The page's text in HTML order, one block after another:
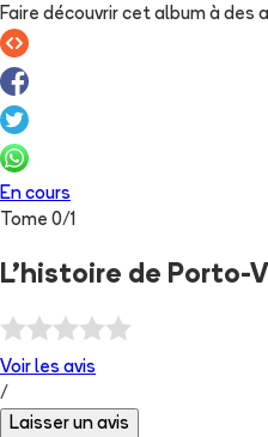
Faire découvrir cet album à des
En cours
Tome 0/1
L'histoire de Porto-
Voir les avis
/
Laisser un avis